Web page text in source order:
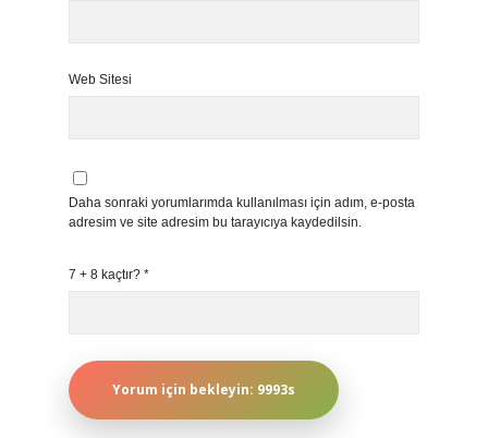
Web Sitesi
Daha sonraki yorumlarımda kullanılması için adım, e-posta
adresim ve site adresim bu tarayıcıya kaydedilsin.
7 + 8 kaçtır? *